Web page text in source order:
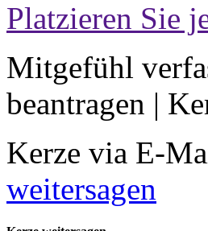
Platzieren Sie
Mitgefühl
beantragen |
Kerze via E-
weitersagen